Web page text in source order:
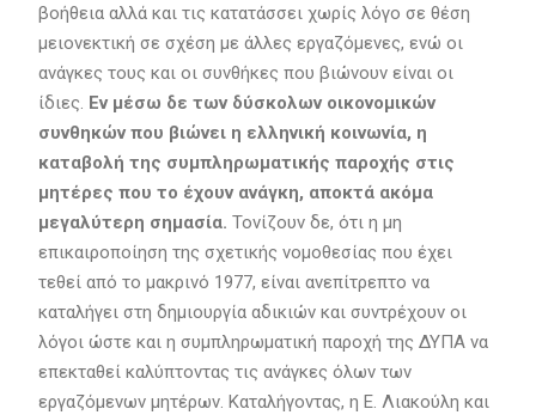
βοήθεια αλλά και τις κατατάσσει χωρίς λόγο σε θέση
μειονεκτική σε σχέση με άλλες εργαζόμενες, ενώ οι
ανάγκες τους και οι συνθήκες που βιώνουν είναι οι
ίδιες. Εν μέσω δε των δύσκολων οικονομικών
συνθηκών που βιώνει η ελληνική κοινωνία, η
καταβολή της συμπληρωματικής παροχής στις
μητέρες που το έχουν ανάγκη, αποκτά ακόμα
μεγαλύτερη σημασία. Τονίζουν δε, ότι η μη
επικαιροποίηση της σχετικής νομοθεσίας που έχει
τεθεί από το μακρινό 1977, είναι ανεπίτρεπτο να
καταλήγει στη δημιουργία αδικιών και συντρέχουν οι
λόγοι ώστε και η συμπληρωματική παροχή της ΔΥΠΑ να
επεκταθεί καλύπτοντας τις ανάγκες όλων των
εργαζόμενων μητέρων. Καταλήγοντας, η Ε. Λιακούλη και